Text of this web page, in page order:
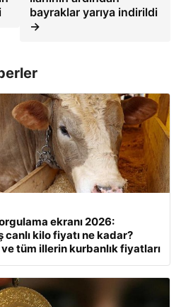
bayraklar yarıya indirildi
→
ekranı 2026:
kilo fiyatı ne kadar?
tüm illerin kurbanlık fiyatları